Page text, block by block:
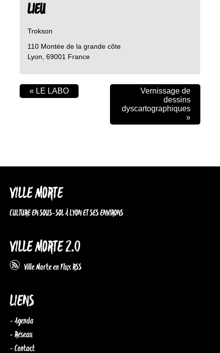
LIEU
Trokson
110 Montée de la grande côte
Lyon 69001 France
« LE LABO
Vernissage de
dessins
dyscartographiques
»
VILLE MORTE
CULTURE EN SOUS-SOL À LYON ET SES ENVIRONS
VILLE MORTE 2.0
Ville Morte en Flux RSS
LIENS
- Agenda
- Réseau
- Contact